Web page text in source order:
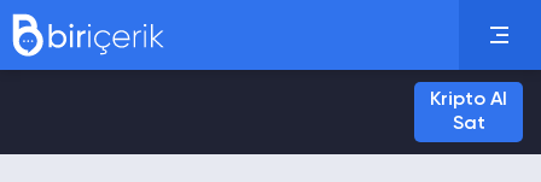
Kripto Al
Sat